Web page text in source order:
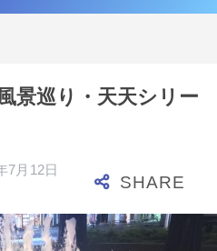
景巡り・天天シリー
7月12日